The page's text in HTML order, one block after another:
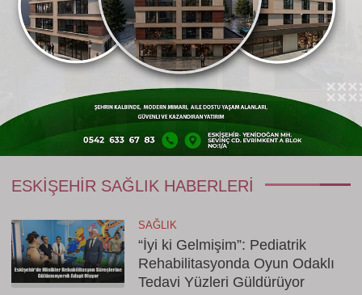
olduğunu belirtti.
Gönderen: journal
YORUM YAZ
Bu habere yorumlar
ESKIŞEHIR SAĞLIK HABERLERI
SAĞLIK
“İyi ki Gelmişim”: Pediatrik
Rehabilitasyonda Oyun Odaklı
Tedavi Yüzleri Güldürüyor